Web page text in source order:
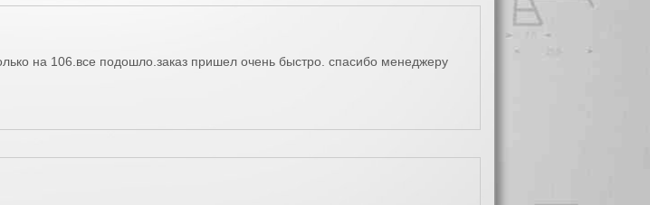
на 106.все подошло.заказ пришел очень быстро. спасибо менеджеру